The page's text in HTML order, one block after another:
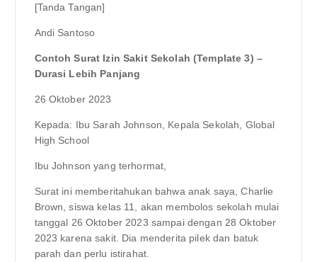
[Tanda Tangan]
Andi Santoso
Contoh Surat Izin Sakit Sekolah (Template 3) –
Durasi Lebih Panjang
26 Oktober 2023
Kepada: Ibu Sarah Johnson, Kepala Sekolah, Global
High School
Ibu Johnson yang terhormat,
Surat ini memberitahukan bahwa anak saya, Charlie
Brown, siswa kelas 11, akan membolos sekolah mulai
tanggal 26 Oktober 2023 sampai dengan 28 Oktober
2023 karena sakit. Dia menderita pilek dan batuk
parah dan perlu istirahat.